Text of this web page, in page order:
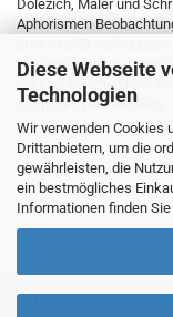
Diese Webseite
Technologien
Wir verwenden Cookies
Drittanbietern, um die
gewährleisten, die
ein bestmögliches
Informationen finden
Dolezich, Maler und
Aphorismen
Naturwissenschaft,
als eine ganzheitliche
Buch zum Nachdenken.
Liefer- und